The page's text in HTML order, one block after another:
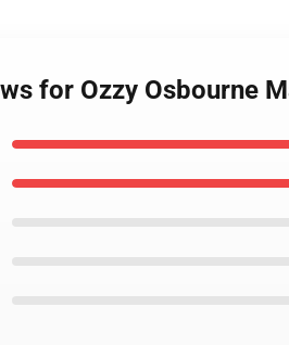
for Ozzy Osbourne